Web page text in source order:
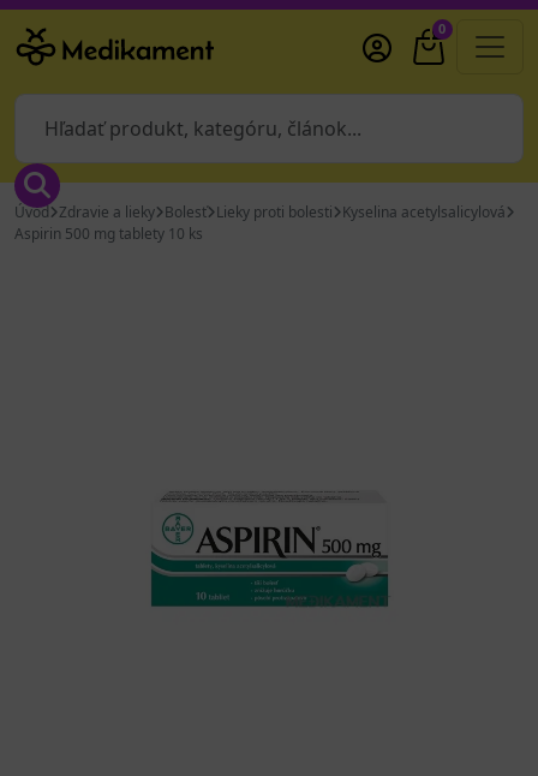
0
Úvod Zdravie a lieky Bolesť Lieky proti bolesti Kyselina acetylsalicylová
Aspirin 500 mg tablety 10 ks